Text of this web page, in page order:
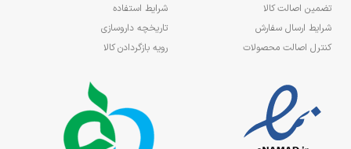
تضمین اصالت کالا
شرایط ارسال سفارش
کنترل اصالت محصولات
شرایط استفاده
تاریخچه داروسازی
رویه بازگردادن کالا